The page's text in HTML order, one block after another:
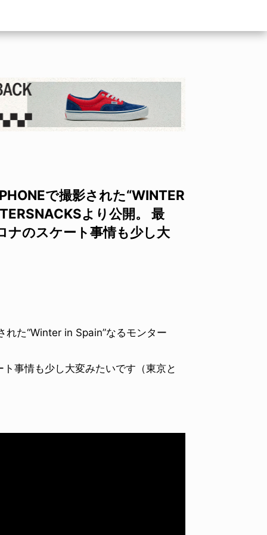
で撮影された“WINTER
より公開。 最
ナのスケート事情も少し大
た“Winter in Spain”なるモンター
事情も少し大変みたいです（東京と